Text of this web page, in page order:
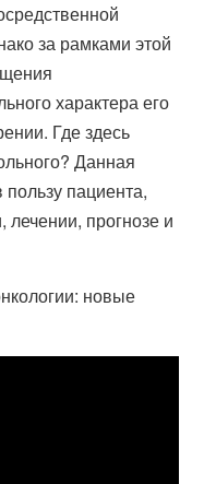
за рамками этой
характера его
Где здесь
Данная
пациента,
прогнозе и
новые